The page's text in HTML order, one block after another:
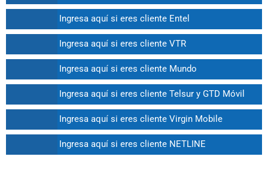
Ingresa aquí si eres cliente Entel
Ingresa aquí si eres cliente VTR
Ingresa aquí si eres cliente Mundo
Ingresa aquí si eres cliente Telsur y GTD Móvil
Ingresa aquí si eres cliente Virgin Mobile
Ingresa aquí si eres cliente NETLINE